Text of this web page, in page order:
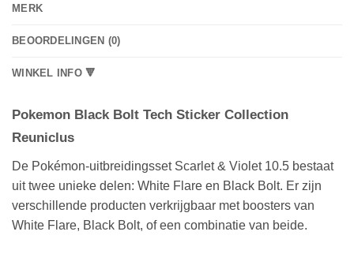
MERK
BEOORDELINGEN (0)
WINKEL INFO 🔻
Pokemon Black Bolt Tech Sticker Collection
Reuniclus
De Pokémon-uitbreidingsset Scarlet & Violet 10.5 bestaat
uit twee unieke delen: White Flare en Black Bolt. Er zijn
verschillende producten verkrijgbaar met boosters van
White Flare, Black Bolt, of een combinatie van beide.